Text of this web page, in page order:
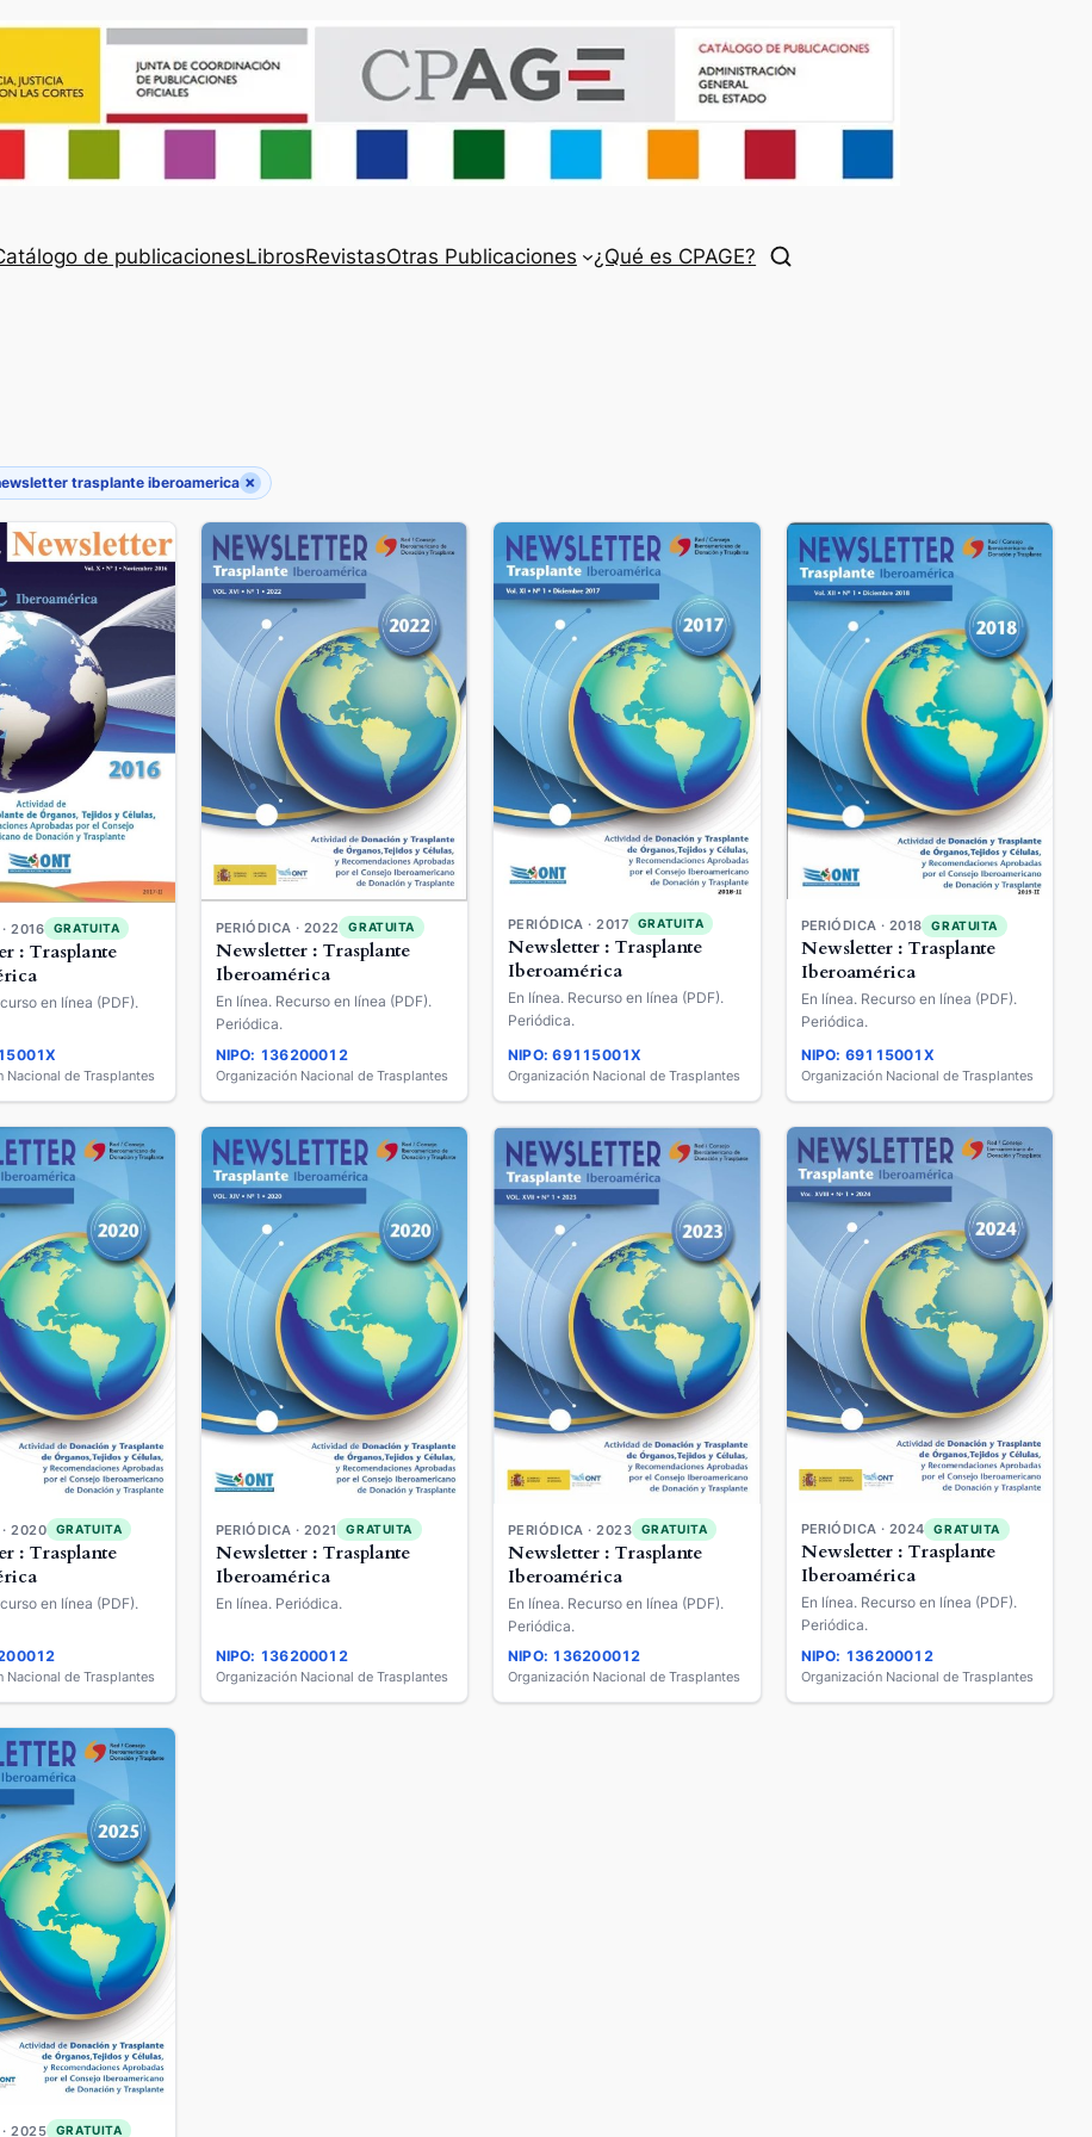
de publicacionesLibrosRevistasOtras Publicaciones ¿Qué es CPAGE?
trasplante iberoamerica ×
2016 GRATUITA
: Trasplante
en línea (PDF).
Nacional de Trasplantes
PERIÓDICA · 2022 GRATUITA
Newsletter : Trasplante
Iberoamérica
En línea. Recurso en línea (PDF).
Periódica.
NIPO: 136200012
Organización Nacional de Trasplantes
PERIÓDICA · 2017 GRATUITA
Newsletter : Trasplante
Iberoamérica
En línea. Recurso en línea (PDF).
Periódica.
NIPO: 69115001X
Organización Nacional de Trasplantes
PERIÓDICA · 2018 GRATUITA
Newsletter : Trasplante
Iberoamérica
En línea. Recurso en línea (PDF).
Periódica.
NIPO: 69115001X
Organización Nacional de Trasplantes
· 2020 GRATUITA
: Trasplante
en línea (PDF).
Nacional de Trasplantes
PERIÓDICA · 2021 GRATUITA
Newsletter : Trasplante
Iberoamérica
En línea. Periódica.
NIPO: 136200012
Organización Nacional de Trasplantes
PERIÓDICA · 2023 GRATUITA
Newsletter : Trasplante
Iberoamérica
En línea. Recurso en línea (PDF).
Periódica.
NIPO: 136200012
Organización Nacional de Trasplantes
PERIÓDICA · 2024 GRATUITA
Newsletter : Trasplante
Iberoamérica
En línea. Recurso en línea (PDF).
Periódica.
NIPO: 136200012
Organización Nacional de Trasplantes
· 2025 GRATUITA